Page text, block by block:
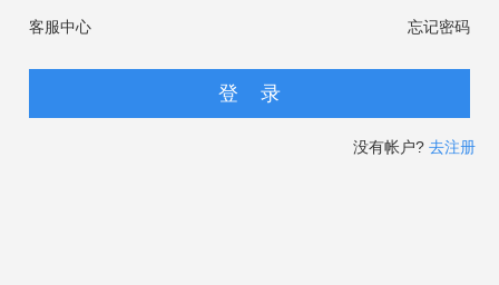
客服中心 忘记密码
没有帐户? 去注册